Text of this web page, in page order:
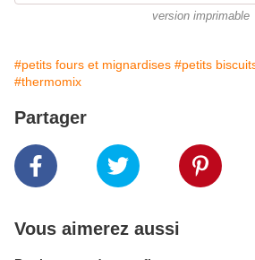
version imprimable
#petits fours et mignardises #petits
#thermomix
Partager
Vous aimerez aussi